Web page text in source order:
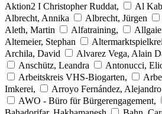
Aktion2 I Christopher Ruddat,
Al
Albrecht, Annika
Albrecht, Jürgen
Aleth, Martin
Alfatraining,
Altemeier, Stephan
Archila, David
Alvarez Vega, Alain
Anschütz, Leandra
Antonucci,
Arbeitskreis VHS-Biogarten,
Imkerei,
Arroyo Fernández, Alejandro
AWO - Büro für Bürgerengagement,